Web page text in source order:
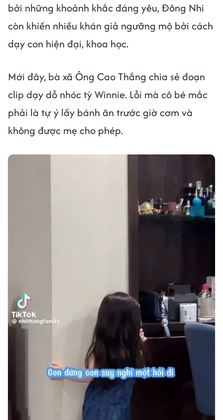
bởi những khoảnh khắc đáng yêu, Đông Nhi
còn khiến nhiều khán giả ngưỡng mộ bởi cách
dạy con hiện đại, khoa học.
Mới đây, bà xã Ông Cao Thắng chia sẻ đoạn
clip dạy dỗ nhóc tỳ Winnie. Lỗi mà cô bé mắc
phải là tự ý lấy bánh ăn trước giờ cơm và
không được mẹ cho phép.